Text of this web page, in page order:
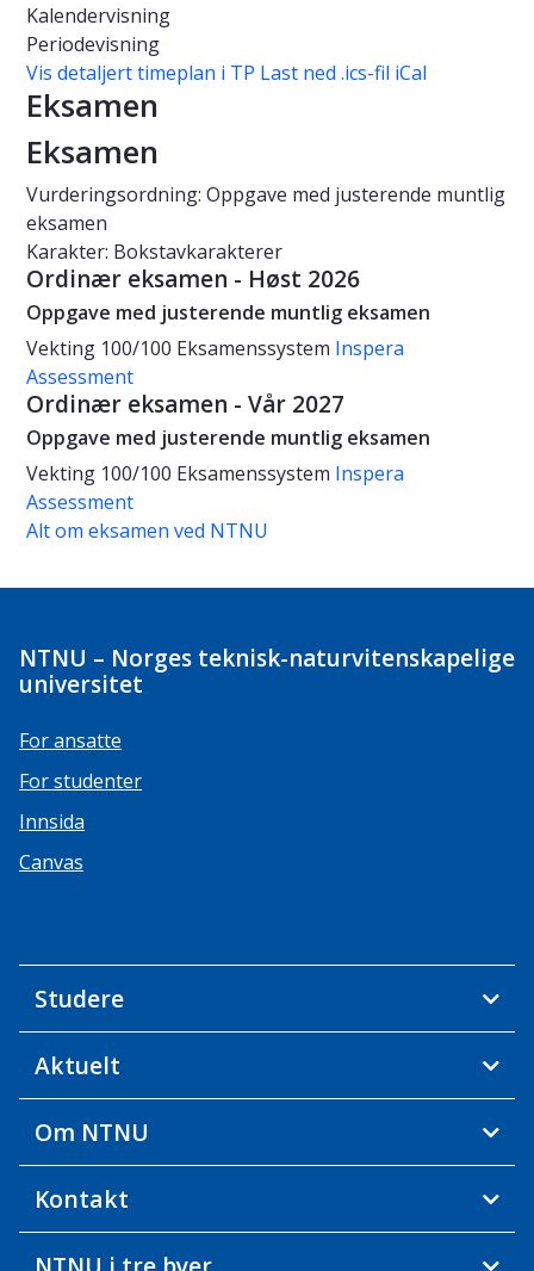
Kalendervisning
Periodevisning
Vis detaljert timeplan i TP Last ned .ics-fil iCal
Eksamen
Eksamen
Vurderingsordning: Oppgave med justerende muntlig
eksamen
Karakter: Bokstavkarakterer
Ordinær eksamen - Høst 2026
Oppgave med justerende muntlig eksamen
Vekting 100/100 Eksamenssystem Inspera
Assessment
Ordinær eksamen - Vår 2027
Oppgave med justerende muntlig eksamen
Vekting 100/100 Eksamenssystem Inspera
Assessment
Alt om eksamen ved NTNU
NTNU – Norges teknisk-naturvitenskapelige
universitet
For ansatte
For studenter
Innsida
Canvas
Studere
Aktuelt
Om NTNU
Kontakt